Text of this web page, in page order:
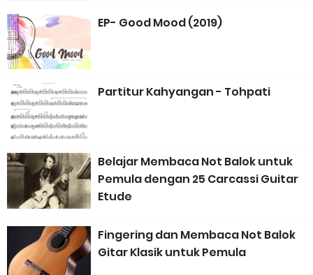
Musisi Gen Z dan Alpha: Komputer Sebagai Instrumen Musik
Karya Musik AI dan AI Bubble 1 Dekade ke Depan: Akankah Musik
Buatan Manusia Menjadi Lebih Berharga?
Sarjana Musik yang Lupa Cara Mengapresiasi, Padahal Belajar
Apresiasi Musik
Animasi Lagu Anak Baru “Bath Time Song” dari Captain Hue &
Friends 100% Buatan Indonesia
EP- Good Mood (2019)
Partitur Kahyangan - Tohpati
Belajar Membaca Not Balok untuk
Pemula dengan 25 Carcassi Guitar
Etude
Fingering dan Membaca Not Balok
Gitar Klasik untuk Pemula